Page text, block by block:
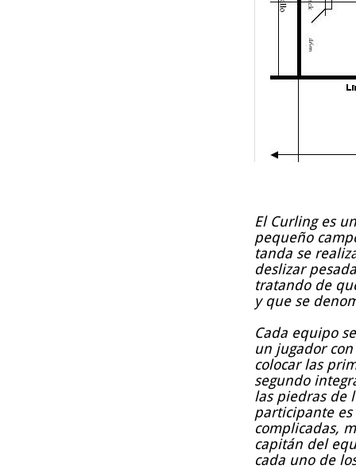
El Curling es
pequeño
tanda se
deslizar
tratando de
y que se
Cada equipo
un jugador
colocar las
segundo
las piedras de
participante
complicadas,
capitán del
cada uno de